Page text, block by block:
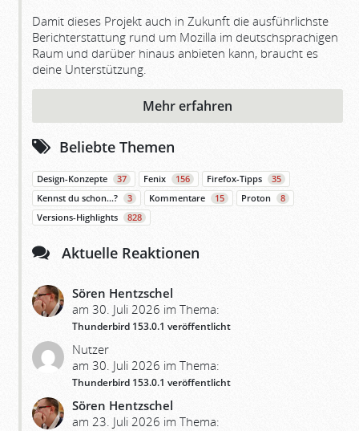
Damit dieses Projekt auch in Zukunft die ausführlichste
Berichterstattung rund um Mozilla im deutschsprachigen
Raum und darüber hinaus anbieten kann, braucht es
deine Unterstützung.
Mehr erfahren
Beliebte Themen
Design-Konzepte 37 Fenix 156 Firefox-Tipps
35
Kennst du schon…?
3 Kommentare 15 Proton
8
Versions-Highlights
828
Aktuelle Reaktionen
Sören Hentzschel
am 30. Juli 2026 im Thema:
Thunderbird 153.0.1 veröffentlicht
Nutzer
am 30. Juli 2026 im Thema:
Thunderbird 153.0.1 veröffentlicht
Sören Hentzschel
am 23. Juli 2026 im Thema: